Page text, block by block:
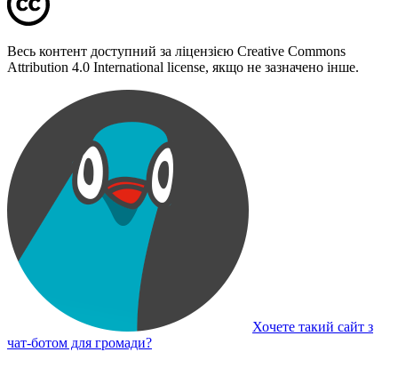
Весь контент доступний за ліцензією Creative Commons
Attribution 4.0 International license, якщо не зазначено інше.
Хочете такий сайт з
чат-ботом для громади?